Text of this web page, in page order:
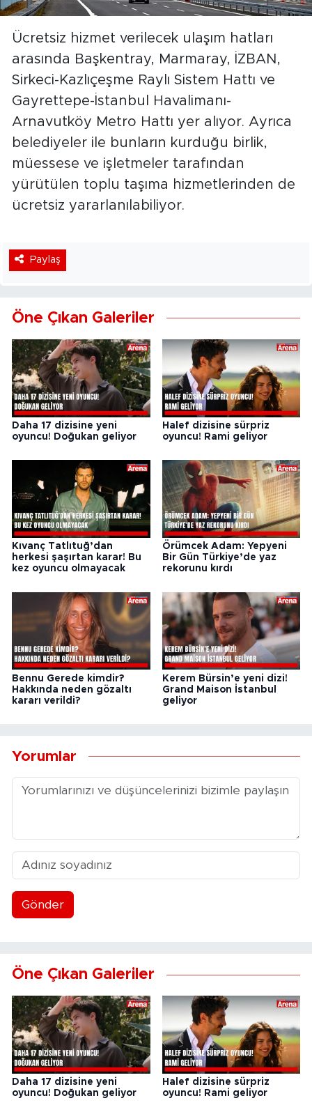
Ücretsiz hizmet verilecek ulaşım hatları
arasında Başkentray, Marmaray, İZBAN,
Sirkeci-Kazlıçeşme Raylı Sistem Hattı ve
Gayrettepe-İstanbul Havalimanı-
Arnavutköy Metro Hattı yer alıyor. Ayrıca
belediyeler ile bunların kurduğu birlik,
müessese ve işletmeler tarafından
yürütülen toplu taşıma hizmetlerinden de
ücretsiz yararlanılabiliyor.
Paylaş
Öne Çıkan Galeriler
Daha 17 dizisine yeni
oyuncu! Doğukan geliyor
Halef dizisine sürpriz
oyuncu! Rami geliyor
Kıvanç Tatlıtuğ’dan
herkesi şaşırtan karar! Bu
kez oyuncu olmayacak
Örümcek Adam: Yepyeni
Bir Gün Türkiye’de yaz
rekorunu kırdı
Bennu Gerede kimdir?
Hakkında neden gözaltı
kararı verildi?
Kerem Bürsin’e yeni dizi!
Grand Maison İstanbul
geliyor
Yorumlar
Gönder
Öne Çıkan Galeriler
Daha 17 dizisine yeni
oyuncu! Doğukan geliyor
Halef dizisine sürpriz
oyuncu! Rami geliyor